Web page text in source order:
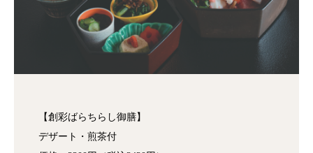
【創彩ばらちらし御膳】
デザート・煎茶付